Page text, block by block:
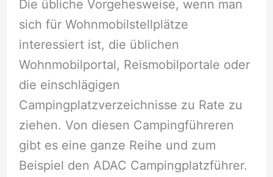
Die übliche Vorgehesweise, wenn man
sich für Wohnmobilstellplätze
interessiert ist, die üblichen
Wohnmobilportal, Reismobilportale oder
die einschlägigen
Campingplatzverzeichnisse zu Rate zu
ziehen. Von diesen Campingführeren
gibt es eine ganze Reihe und zum
Beispiel den ADAC Campingplatzführer.